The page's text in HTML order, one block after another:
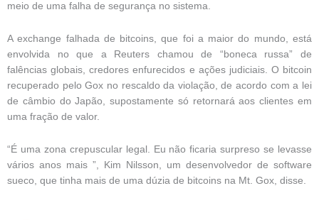
meio de uma falha de segurança no sistema.
A exchange falhada de bitcoins, que foi a maior do mundo, está
envolvida no que a Reuters chamou de “boneca russa” de
falências globais, credores enfurecidos e ações judiciais. O bitcoin
recuperado pelo Gox no rescaldo da violação, de acordo com a lei
de câmbio do Japão, supostamente só retornará aos clientes em
uma fração de valor.
“É uma zona crepuscular legal. Eu não ficaria surpreso se levasse
vários anos mais ”, Kim Nilsson, um desenvolvedor de software
sueco, que tinha mais de uma dúzia de bitcoins na Mt. Gox, disse.